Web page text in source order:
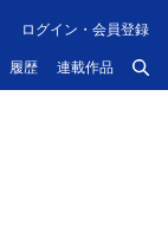
履歴 連載作品
ログイン・会員登録